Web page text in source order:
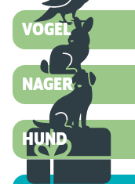
VOGEL
NAGER
HUND